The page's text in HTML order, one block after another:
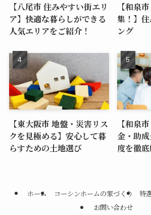
【八尾市 住みやすい街エリ
ア】快適な暮らしができる
人気エリアをご紹介！
【和泉
集！】
ング
【東大阪市 地盤・災害リス
クを見極める】安心して暮
らすための土地選び
【和泉
金・助
度を徹
ホーム コーシンホームの家づくり 特
お問い合わせ